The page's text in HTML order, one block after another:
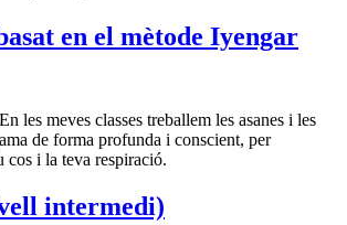
en el mètode Iyengar
les meves classes treballem les asanes i les
de forma profunda i conscient, per
cos i la teva respiració.
intermedi)